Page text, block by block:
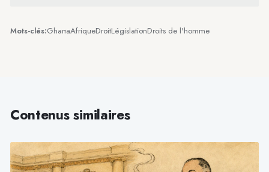
Mots-clés:GhanaAfriqueDroitLégislationDroits de l'homme
Contenus similaires